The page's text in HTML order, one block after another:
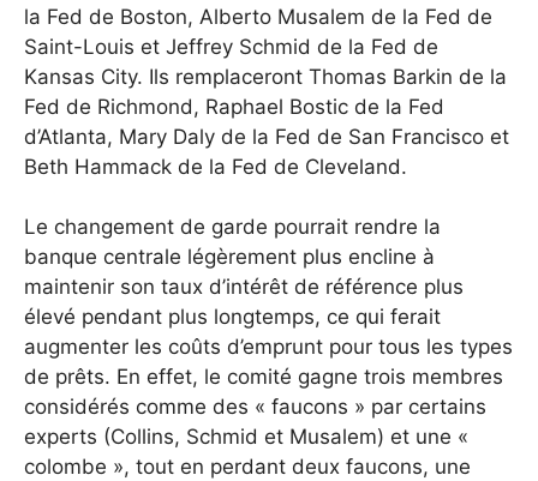
la Fed de Boston, Alberto Musalem de la Fed de
Saint-Louis et Jeffrey Schmid de la Fed de
Kansas City. Ils remplaceront Thomas Barkin de la
Fed de Richmond, Raphael Bostic de la Fed
d’Atlanta, Mary Daly de la Fed de San Francisco et
Beth Hammack de la Fed de Cleveland.
Le changement de garde pourrait rendre la
banque centrale légèrement plus encline à
maintenir son taux d’intérêt de référence plus
élevé pendant plus longtemps, ce qui ferait
augmenter les coûts d’emprunt pour tous les types
de prêts. En effet, le comité gagne trois membres
considérés comme des « faucons » par certains
experts (Collins, Schmid et Musalem) et une «
colombe », tout en perdant deux faucons, une